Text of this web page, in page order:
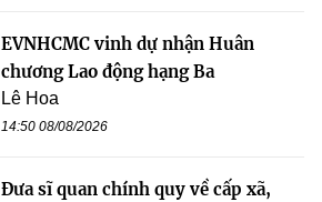
EVNHCMC vinh dự nhận Huân
chương Lao động hạng Ba
Lê Hoa
14:50 08/08/2026
Đưa sĩ quan chính quy về cấp xã,